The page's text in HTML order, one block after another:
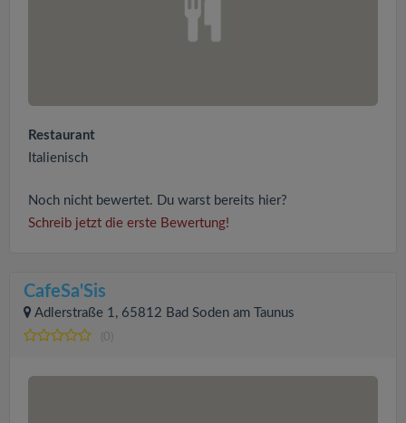
Restaurant
Italienisch
Noch nicht bewertet. Du warst bereits hier?
Schreib jetzt die erste Bewertung!
CafeSa'Sis
Adlerstraße 1, 65812 Bad Soden am Taunus
(0)